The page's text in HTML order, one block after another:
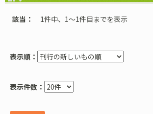
該当 1件中、1〜1件目までを表示
表示順：
表示件数：